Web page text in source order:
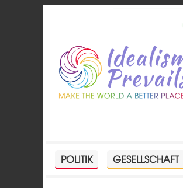
POLITIK GESELLSCHAFT